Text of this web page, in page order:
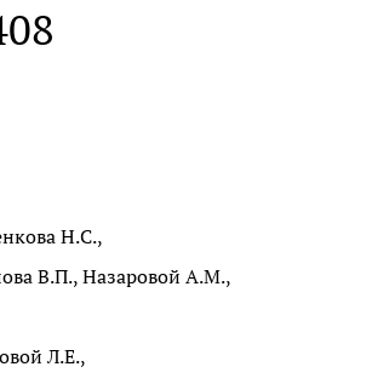
Н.С.,
В.П., Назаровой А.М.,
Л.Е.,